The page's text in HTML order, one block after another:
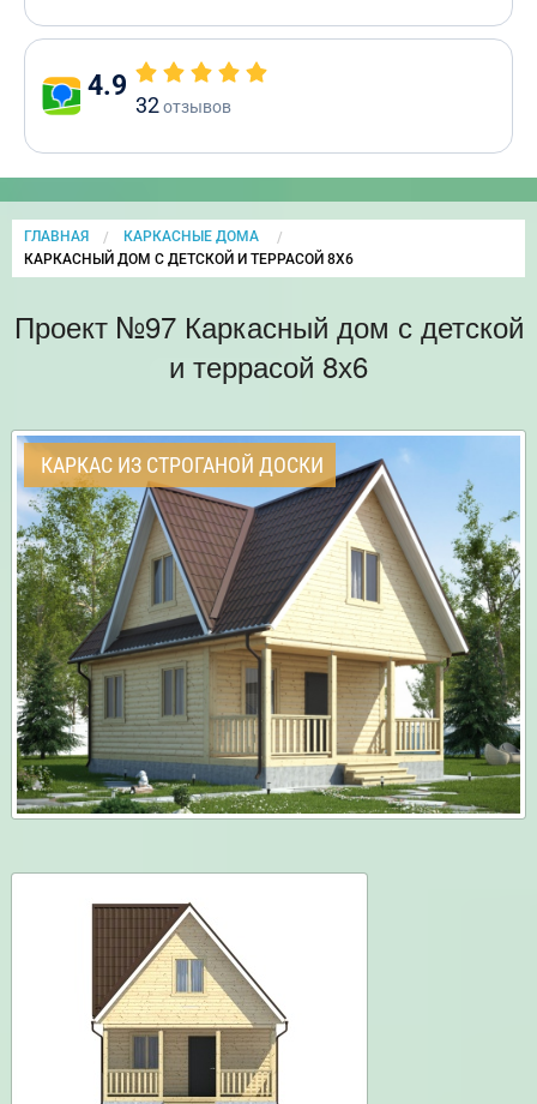
4.9
32отзывов
ГЛАВНАЯ
КАРКАСНЫЕ ДОМА
CURRENT:
КАРКАСНЫЙ ДОМ С ДЕТСКОЙ И ТЕРРАСОЙ 8Х6
Проект №97 Каркасный дом с детской
и террасой 8х6
КАРКАС ИЗ СТРОГАНОЙ ДОСКИ